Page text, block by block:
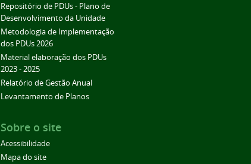
Repositório de PDUs - Plano de
Desenvolvimento da Unidade
Metodologia de Implementação
dos PDUs 2026
Material elaboração dos PDUs
2023 - 2025
Relatório de Gestão Anual
Levantamento de Planos
Sobre o site
Acessibilidade
Mapa do site